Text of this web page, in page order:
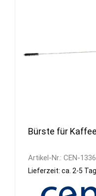
Bürste für
Artikel-Nr.: CEN-
Lieferzeit: ca. 2-5